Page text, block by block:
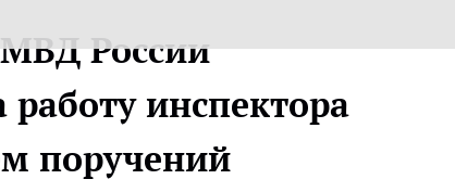
России
инспектора
поручений